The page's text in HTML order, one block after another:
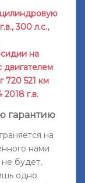
300 л.с.,
на
двигателем
720 521 км
г.в.
гарантию
на
нами
не будет,
одно